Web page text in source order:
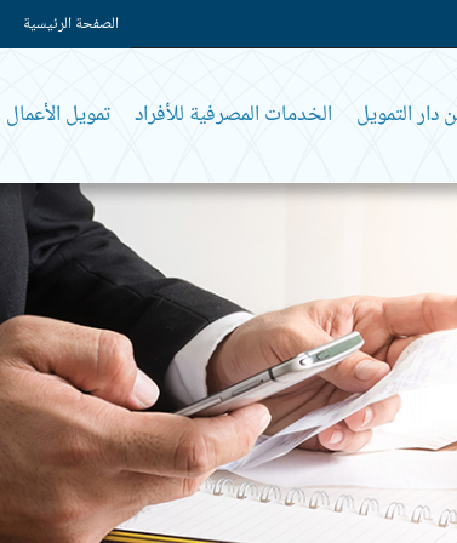
الصفحة الرئيسية
دار التمويل الخدمات المصرفية للأفراد تمويل الأعمال